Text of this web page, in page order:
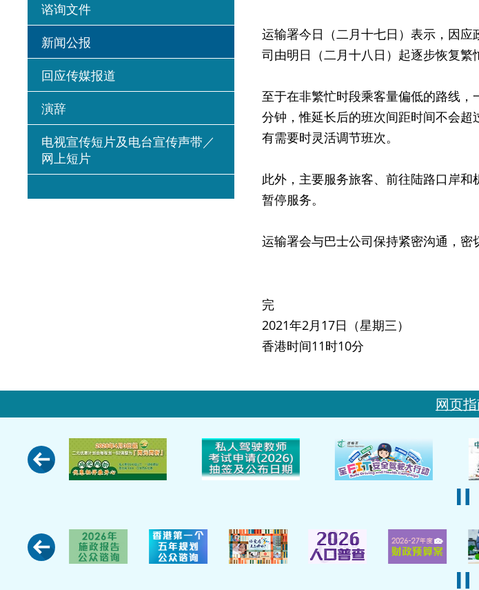
谘询文件
新闻公报
回应传媒报道
演辞
电视宣传短片及电台宣传声带／
网上短片
运输署今日（二月十七日）表示，因
司由明日（二月十八日）起逐步恢复繁
至于在非繁忙时段乘客量偏低的路线
分钟，惟延长后的班次间距时间不会
有需要时灵活调节班次。
此外，主要服务旅客、前往陆路口岸
暂停服务。
运输署会与巴士公司保持紧密沟通，密
完
2021年2月17日（星期三）
香港时间11时10分
网页